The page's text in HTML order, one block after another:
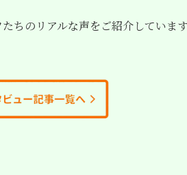
ちのリアルな声をご紹介していま